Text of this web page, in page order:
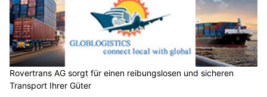
Rovertrans AG sorgt für einen reibungslosen und sicheren
Transport Ihrer Güter